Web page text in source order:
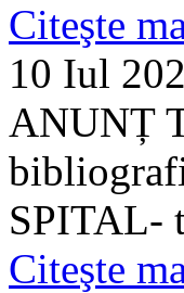
Citeşte
10 Iul
ANUNȚ
SPITAL-
Citeşte